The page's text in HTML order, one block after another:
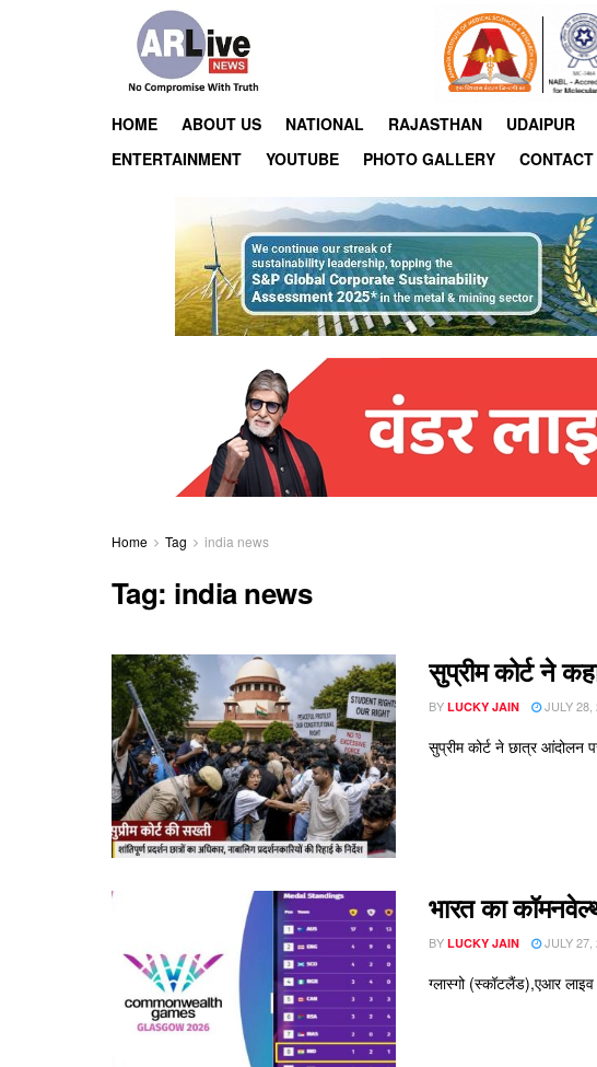
HOME ABOUT US NATIONAL RAJASTHAN UDAIPUR
ENTERTAINMENT
YOUTUBE PHOTO GALLERY
Home Tag india news
Tag: india news
सुप्रीम कोर्ट ने
BY LUCKY JAIN JULY 28,
सुप्रीम कोर्ट ने छात्र आंदोलन
भारत का
BY LUCKY JAIN JULY 27,
ग्लास्गो (स्कॉटलैंड),एआर